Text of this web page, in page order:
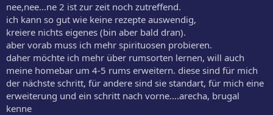
nee,nee...ne 2 ist zur zeit noch zutreffend.
ich kann so gut wie keine rezepte auswendig,
kreiere nichts eigenes (bin aber bald dran).
aber vorab muss ich mehr spirituosen probieren.
daher möchte ich mehr über rumsorten lernen, will auch
meine homebar um 4-5 rums erweitern. diese sind für mich
der nächste schritt, für andere sind sie standart, für mich eine
erweiterung und ein schritt nach vorne....arecha, brugal
kenne